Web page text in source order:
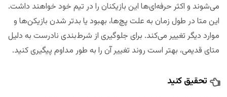
می‌شوند و اکثر حرفه‌ای‌ها این بازیکنان را در تیم خود خواهند داشت.
این متا در طول زمان به علت پچ‌ها، بهبود یا بدتر شدن بازیکن‌ها و
موارد دیگر تغییر می‌کند. برای جلوگیری از شرط‌بندی نادرست به دلیل
متای قدیمی، بهتر است روند تغییر آن را به طور مداوم پیگیری کنید.
تحقیق کنید